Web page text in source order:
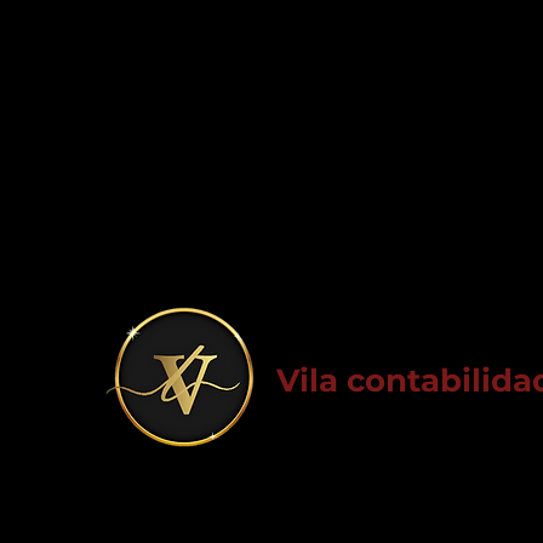
Vila